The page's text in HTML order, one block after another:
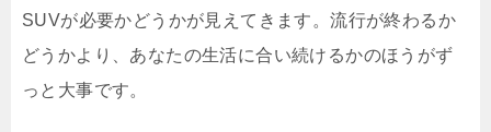
SUVが必要かどうかが見えてきます。流行が終わるか
どうかより、あなたの生活に合い続けるかのほうがず
っと大事です。